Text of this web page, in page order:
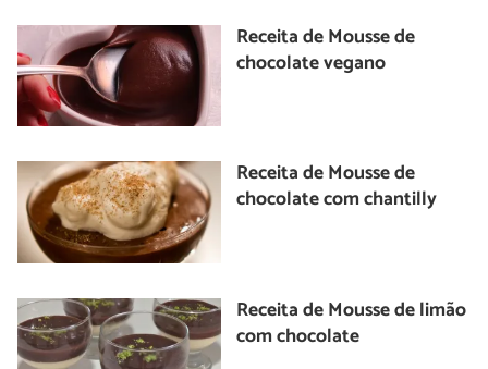
Receita de Mousse de
chocolate vegano
Receita de Mousse de
chocolate com chantilly
Receita de Mousse de limão
com chocolate